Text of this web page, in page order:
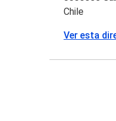
Chile
Ver esta